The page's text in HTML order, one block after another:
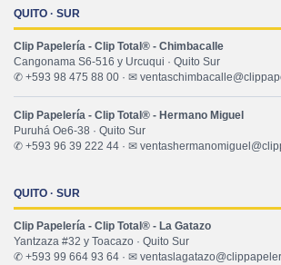
QUITO · SUR
Clip Papelería - Clip Total® - Chimbacalle
Cangonama S6-516 y Urcuqui · Quito Sur
✆ +593 98 475 88 00 · ✉
Clip Papelería - Clip Total® - Hermano Miguel
Puruhá Oe6-38 · Quito Sur
✆ +593 96 39 222 44 · ✉
QUITO · SUR
Clip Papelería - Clip Total® - La Gatazo
Yantzaza #32 y Toacazo · Quito Sur
✆ +593 99 664 93 64 · ✉